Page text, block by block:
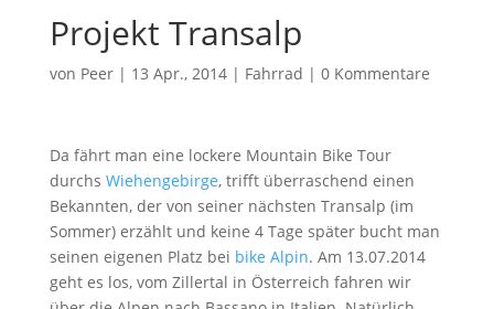
Projekt Transalp
von Peer| 13 Apr., 2014| Fahrrad | 0 Kommentare
Da fährt man eine lockere Mountain Bike Tour
durchs Wiehengebirge, trifft überraschend einen
Bekannten, der von seiner nächsten Transalp (im
Sommer) erzählt und keine 4 Tage später bucht man
seinen eigenen Platz bei bike Alpin. Am 13.07.2014
geht es los, vom Zillertal in Österreich fahren wir